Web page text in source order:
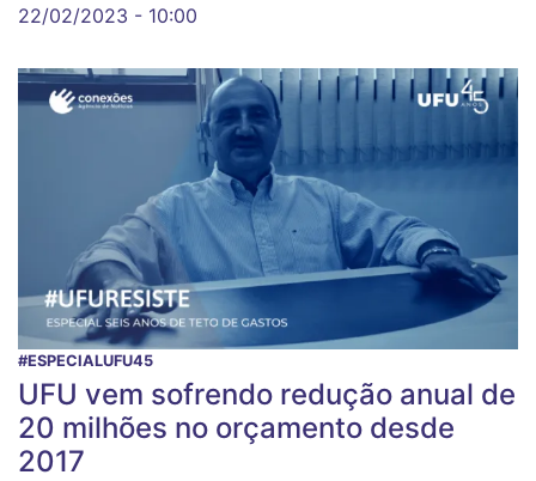
22/02/2023 - 10:00
#ESPECIALUFU45
UFU vem sofrendo redução anual de
20 milhões no orçamento desde
2017